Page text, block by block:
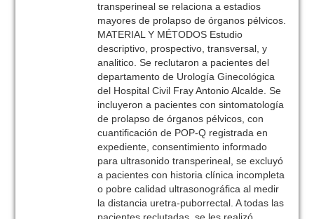
transperineal se relaciona a estadios
mayores de prolapso de órganos pélvicos.
MATERIAL Y MÉTODOS Estudio
descriptivo, prospectivo, transversal, y
analitico. Se reclutaron a pacientes del
departamento de Urología Ginecológica
del Hospital Civil Fray Antonio Alcalde. Se
incluyeron a pacientes con sintomatología
de prolapso de órganos pélvicos, con
cuantificación de POP-Q registrada en
expediente, consentimiento informado
para ultrasonido transperineal, se excluyó
a pacientes con historia clínica incompleta
o pobre calidad ultrasonográfica al medir
la distancia uretra-puborrectal. A todas las